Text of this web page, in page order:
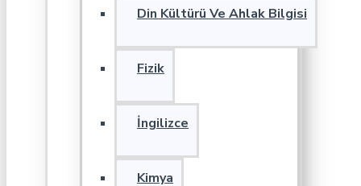
Din Kültürü Ve Ahlak Bilgisi
Fizik
İngilizce
Kimya